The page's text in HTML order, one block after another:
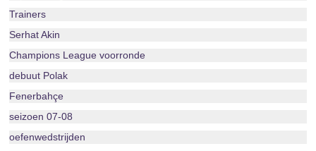
Trainers
Serhat Akin
Champions League voorronde
debuut Polak
Fenerbahçe
seizoen 07-08
oefenwedstrijden